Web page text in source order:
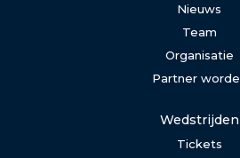
Nieuws
Team
Organisatie
Partner
Wedstrijden
Tickets